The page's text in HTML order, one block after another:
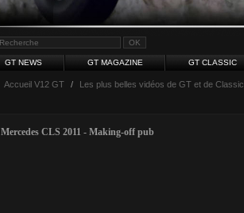
GT NEWS GT MAGAZINE GT CLASSIC
Accueil V12 GT / Les plus belles vidéos de GT et de Classic.
Mercedes CLS 2011 - Making-off pub